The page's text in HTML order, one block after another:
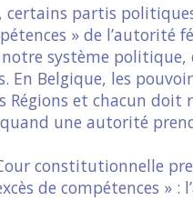
partis
» de
système
En Belgique, les
Régions et chacun doit
quand une autorité
constitutionnelle
de compétences »